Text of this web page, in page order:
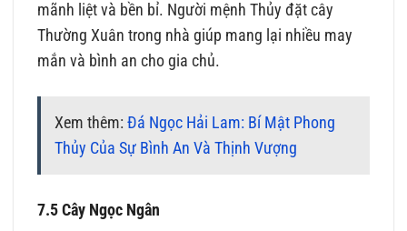
mãnh liệt và bền bỉ. Người mệnh Thủy đặt cây
Thường Xuân trong nhà giúp mang lại nhiều may
mắn và bình an cho gia chủ.
Xem thêm:Đá Ngọc Hải Lam: Bí Mật Phong
Thủy Của Sự Bình An Và Thịnh Vượng
7.5 Cây Ngọc Ngân